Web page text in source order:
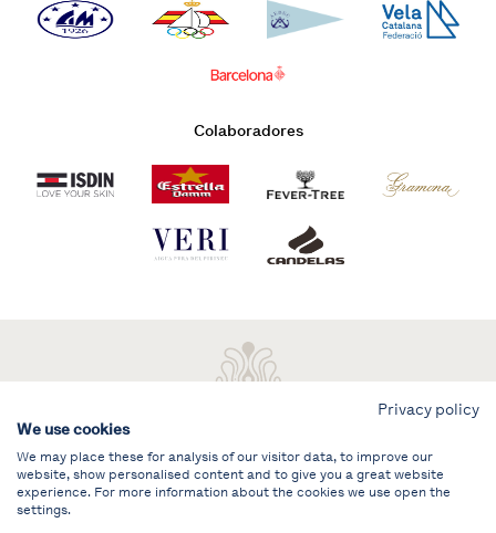
Colaboradores
Privacy policy
We use cookies
We may place these for analysis of our visitor data, to improve our
website, show personalised content and to give you a great website
experience. For more information about the cookies we use open the
settings.